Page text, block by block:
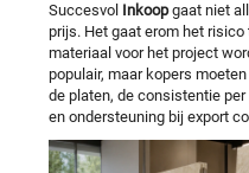
Succesvol Inkoopgaat niet
prijs. Het gaat erom het
materiaal voor het project
populair, maar kopers
de platen, de consistentie
en ondersteuning bij export